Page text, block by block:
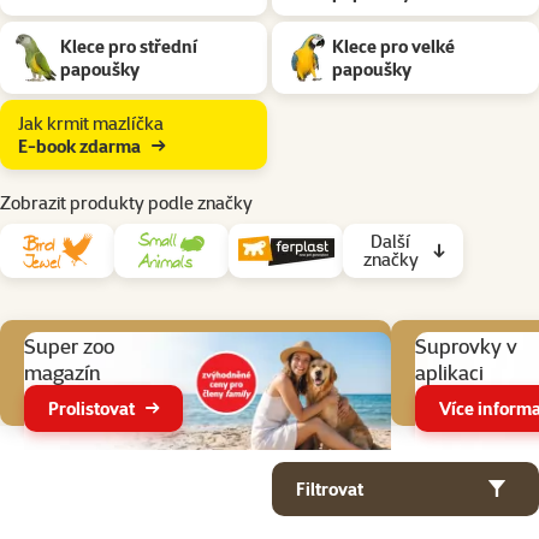
Klece pro střední
papoušky
Klece pro velké
papoušky
Jak krmit mazlíčka
E-book zdarma
Zobrazit produkty podle značky
Další
značky
Super zoo
magazín
Prolistovat
Suprovky v
aplikaci
Více
Filtrovat
Produkty v kategorii Klece a voliéry pro papoušky drobné ptactvo